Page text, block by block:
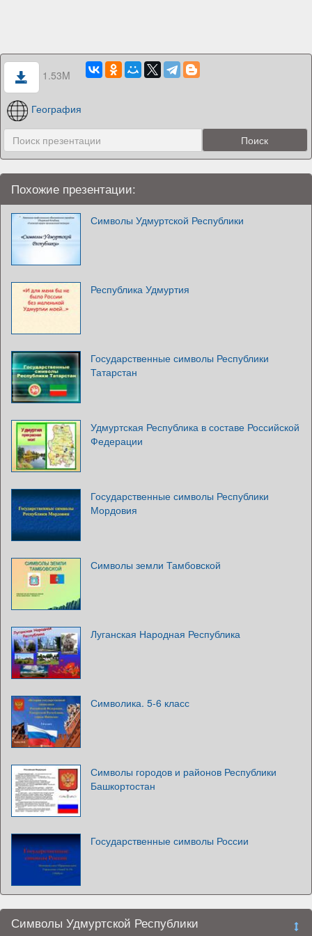
1.53M
География
Похожие презентации:
Символы Удмуртской Республики
Республика Удмуртия
Государственные символы Республики
Татарстан
Удмуртская Республика в составе Российской
Федерации
Государственные символы Республики
Мордовия
Символы земли Тамбовской
Луганская Народная Республика
Символика. 5-6 класс
Символы городов и районов Республики
Башкортостан
Государственные символы России
Символы Удмуртской Республики